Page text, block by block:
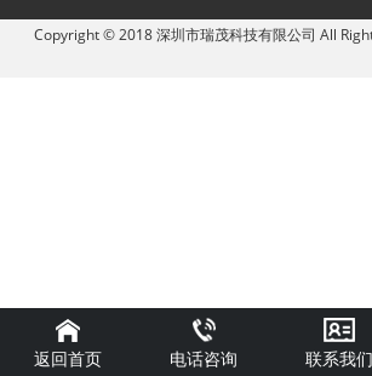
Copyright © 2018 深圳市瑞茂科技有限公司 All
返回首页 电话咨询 联系我们